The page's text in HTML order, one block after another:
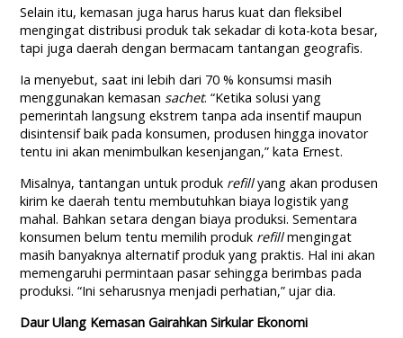
Selain itu, kemasan juga harus harus kuat dan fleksibel
mengingat distribusi produk tak sekadar di kota-kota besar,
tapi juga daerah dengan bermacam tantangan geografis.
Ia menyebut, saat ini lebih dari 70 % konsumsi masih
menggunakan kemasan sachet. “Ketika solusi yang
pemerintah langsung ekstrem tanpa ada insentif maupun
disintensif baik pada konsumen, produsen hingga inovator
tentu ini akan menimbulkan kesenjangan,” kata Ernest.
Misalnya, tantangan untuk produk refillyang akan produsen
kirim ke daerah tentu membutuhkan biaya logistik yang
mahal. Bahkan setara dengan biaya produksi. Sementara
konsumen belum tentu memilih produk refillmengingat
masih banyaknya alternatif produk yang praktis. Hal ini akan
memengaruhi permintaan pasar sehingga berimbas pada
produksi. “Ini seharusnya menjadi perhatian,” ujar dia.
Daur Ulang Kemasan Gairahkan Sirkular Ekonomi